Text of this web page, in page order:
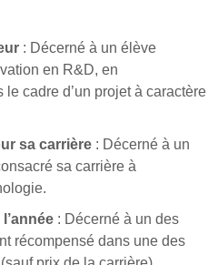
: Décerné à un élève
en R&D, en
cadre d’un projet à caractère
sa carrière: Décerné à un
sa carrière à
: Décerné à un des
récompensé dans une des